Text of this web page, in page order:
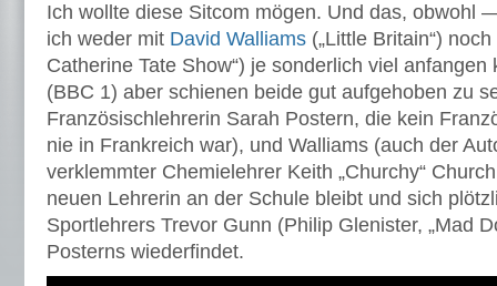
Ich wollte diese Sitcom mögen. Und das, obwohl
ich weder mit David Walliams („Little Britain“)
Catherine Tate Show“) je sonderlich viel
(BBC 1) aber schienen beide gut aufgehoben zu
Französischlehrerin Sarah Postern, die kein
nie in Frankreich war), und Walliams (auch der
verklemmter Chemielehrer Keith „Churchy“
neuen Lehrerin an der Schule bleibt und sich
Sportlehrers Trevor Gunn (Philip Glenister, „Mad
Posterns wiederfindet.